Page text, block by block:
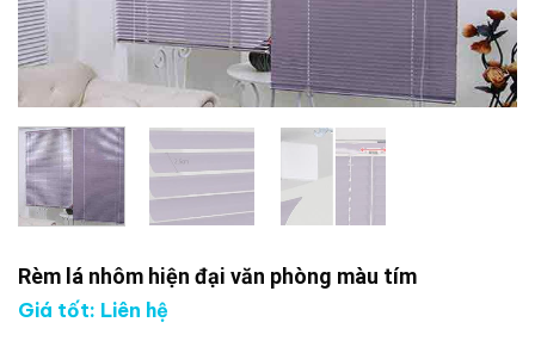
Rèm lá nhôm hiện đại văn phòng màu tím
Giá tốt: Liên hệ